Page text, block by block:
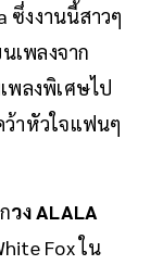
ซึ่งงานนี้สาวๆ
เพลงจาก
พลงพิเศษไป
ว้าหัวใจแฟนๆ
วง ALALA
Fox ใน